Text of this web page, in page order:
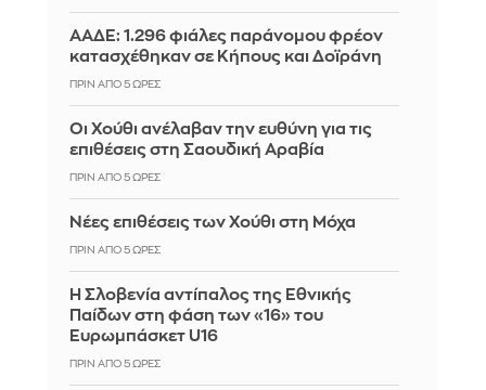
ΑΑΔΕ: 1.296 φιάλες παράνομου φρέον
κατασχέθηκαν σε Κήπους και Δοϊράνη
ΠΡΙΝ ΑΠΌ 5 ΏΡΕΣ
Οι Χούθι ανέλαβαν την ευθύνη για τις
επιθέσεις στη Σαουδική Αραβία
ΠΡΙΝ ΑΠΌ 5 ΏΡΕΣ
Νέες επιθέσεις των Χούθι στη Μόχα
ΠΡΙΝ ΑΠΌ 5 ΏΡΕΣ
Η Σλοβενία αντίπαλος της Εθνικής
Παίδων στη φάση των «16» του
Ευρωμπάσκετ U16
ΠΡΙΝ ΑΠΌ 5 ΏΡΕΣ